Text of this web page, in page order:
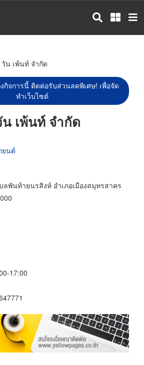
น เพ้นท์ จำกัด
กิจการนี้ ติดต่อรับส่วนลดพิเศษ! เพื่อจัด
ทำเว็บไซต์
เพ้นท์ จำกัด
ยนต์
ลพันท้ายนรสิงห์ อำเภอเมืองสมุทรสาคร
17:00